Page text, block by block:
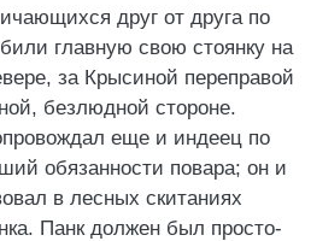
друг от друга по
главную свою стоянку на
за Крысиной переправой
безлюдной стороне.
еще и индеец по
обязанности повара; он и
в лесных скитаниях
Панк должен был просто-